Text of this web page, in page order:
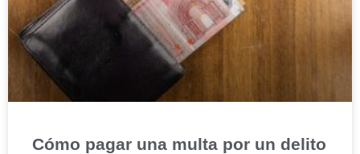
Cómo pagar una multa por un delito